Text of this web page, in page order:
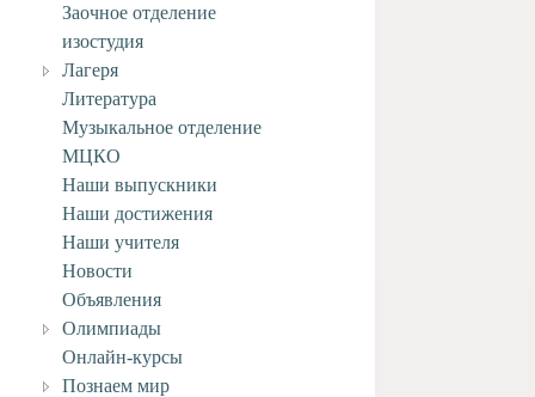
Заочное отделение
изостудия
Лагеря
Литература
Музыкальное отделение
МЦКО
Наши выпускники
Наши достижения
Наши учителя
Новости
Объявления
Олимпиады
Онлайн-курсы
Познаем мир